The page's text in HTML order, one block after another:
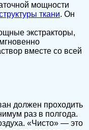
мощности
ткани. Он
экстракторы,
вместе со всей
должен проходить
раз в полгода.
«Чисто» — это